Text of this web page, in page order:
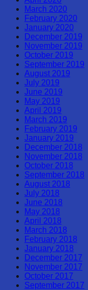
March 2020
February 2020
January 2020
December 2019
November 2019
October 2019
September 2019
August 2019
July 2019
June 2019
May 2019
April 2019
March 2019
February 2019
January 2019
December 2018
November 2018
October 2018
September 2018
August 2018
July 2018
June 2018
May 2018
April 2018
March 2018
February 2018
January 2018
December 2017
November 2017
October 2017
September 2017